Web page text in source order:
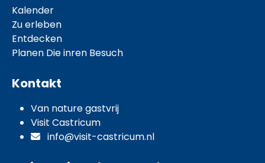
Kalender
Zu erleben
Entdecken
Planen Die inren Besuch
Kontakt
Van nature gastvrij
Visit Castricum
info@visit-castricum.nl